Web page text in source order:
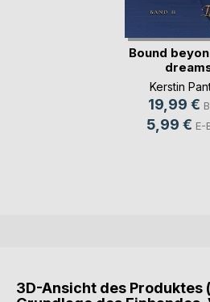
Bound
Kerstin
19,99 €
5,99 € E-
3D-Ansicht des Produktes